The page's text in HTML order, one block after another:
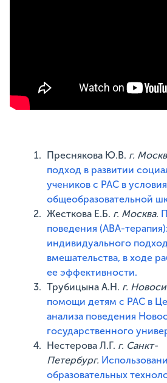
Преснякова Ю.В. г.
подход в развитии
учеников с РАС в
общеобразовательной
Жесткова Е.Б. г. Москва.
поведения (АВА-
индивидуального
вмешательства, в ходе
ее эффективности.
Трубицына А.Н. г.
помощи детям с РАС в
анализа поведения
государственного
Нестерова Л.Г. г. Санкт-
Петербург.
образовательных